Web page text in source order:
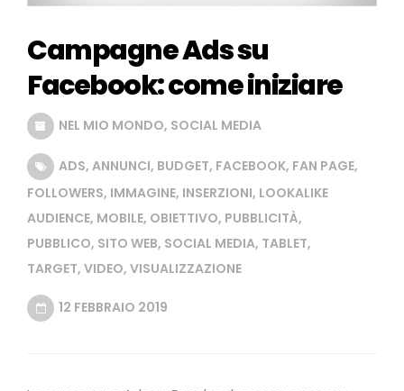
Campagne Ads su
Facebook: come iniziare
NEL MIO MONDO, SOCIAL MEDIA
ADS, ANNUNCI, BUDGET, FACEBOOK, FAN PAGE,
FOLLOWERS, IMMAGINE, INSERZIONI, LOOKALIKE
AUDIENCE, MOBILE, OBIETTIVO, PUBBLICITÀ,
PUBBLICO, SITO WEB, SOCIAL MEDIA, TABLET,
TARGET, VIDEO, VISUALIZZAZIONE
12 FEBBRAIO 2019